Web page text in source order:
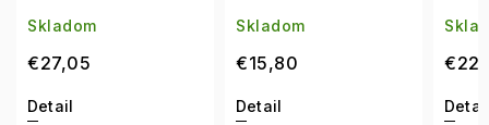
Skladom
€15,80
Detail
Skladom
€22,90
Detail